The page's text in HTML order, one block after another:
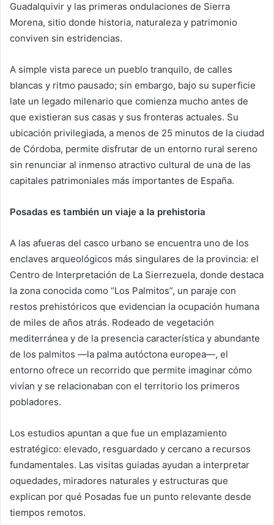
Guadalquivir y las primeras ondulaciones de Sierra
Morena, sitio donde historia, naturaleza y patrimonio
conviven sin estridencias.
A simple vista parece un pueblo tranquilo, de calles
blancas y ritmo pausado; sin embargo, bajo su superficie
late un legado milenario que comienza mucho antes de
que existieran sus casas y sus fronteras actuales. Su
ubicación privilegiada, a menos de 25 minutos de la ciudad
de Córdoba, permite disfrutar de un entorno rural sereno
sin renunciar al inmenso atractivo cultural de una de las
capitales patrimoniales más importantes de España.
Posadas es también un viaje a la prehistoria
A las afueras del casco urbano se encuentra uno de los
enclaves arqueológicos más singulares de la provincia: el
Centro de Interpretación de La Sierrezuela, donde destaca
la zona conocida como “Los Palmitos”, un paraje con
restos prehistóricos que evidencian la ocupación humana
de miles de años atrás. Rodeado de vegetación
mediterránea y de la presencia característica y abundante
de los palmitos —la palma autóctona europea—, el
entorno ofrece un recorrido que permite imaginar cómo
vivían y se relacionaban con el territorio los primeros
pobladores.
Los estudios apuntan a que fue un emplazamiento
estratégico: elevado, resguardado y cercano a recursos
fundamentales. Las visitas guiadas ayudan a interpretar
oquedades, miradores naturales y estructuras que
explican por qué Posadas fue un punto relevante desde
tiempos remotos.